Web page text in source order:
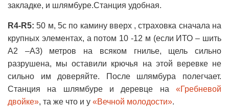
закладке, и шлямбуре.Станция удобная.
R4-R5: 50 м, 5с по камину вверх , страховка сначала на
крупных элементах, а потом 10 -12 м (если ИТО – шить
А2 –А3) метров на всяком гнилье, щель сильно
разрушена, мы оставили крючья на этой веревке не
сильно им доверяйте. После шлямбура полегчает.
Станция на шлямбуре и деревце на «Гребневой
двойке», та же что и у «Вечной молодости».